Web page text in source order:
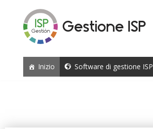
contenuto
Gestione ISP
Inizio Software di gestione ISP